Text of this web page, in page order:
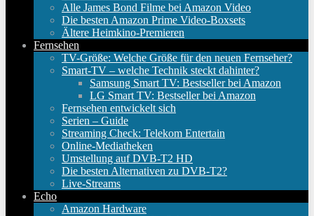
Alle James Bond Filme bei Amazon Video
Die besten Amazon Prime Video-Boxsets
Ältere Heimkino-Premieren
Fernsehen
TV-Größe: Welche Größe für den neuen Fernseher?
Smart-TV – welche Technik steckt dahinter?
Samsung Smart TV: Bestseller bei Amazon
LG Smart TV: Bestseller bei Amazon
Fernsehen entwickelt sich
Serien – Guide
Streaming Check: Telekom Entertain
Online-Mediatheken
Umstellung auf DVB-T2 HD
Die besten Alternativen zu DVB-T2?
Live-Streams
Echo
Amazon Hardware